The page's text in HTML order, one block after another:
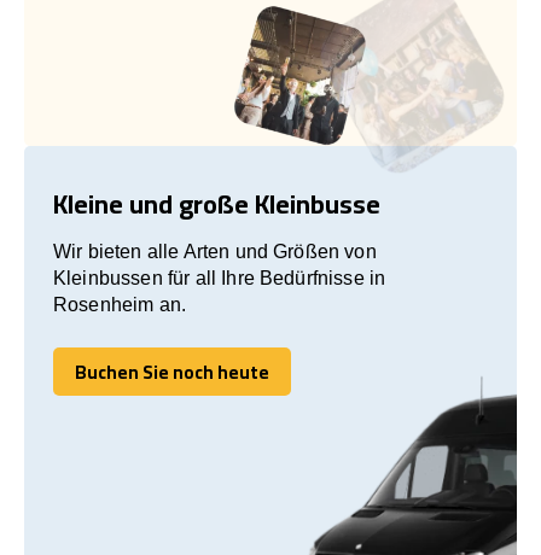
Kleine und große Kleinbusse
Wir bieten alle Arten und Größen von
Kleinbussen für all Ihre Bedürfnisse in
Rosenheim an.
Buchen Sie noch heute
Buchen Sie noch heute